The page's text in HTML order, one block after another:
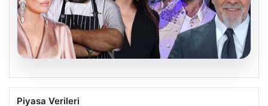
06.08.2026
MASAK’tan Ahbap Derneği raporu.
Piyasa Verileri